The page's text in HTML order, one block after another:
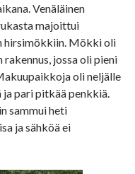
Venäläinen
majoittui
hirsimökkiin. Mökki oli
jossa oli pieni
oli neljälle
ja pari pitkää penkkiä.
sammui heti
ja sähköä ei